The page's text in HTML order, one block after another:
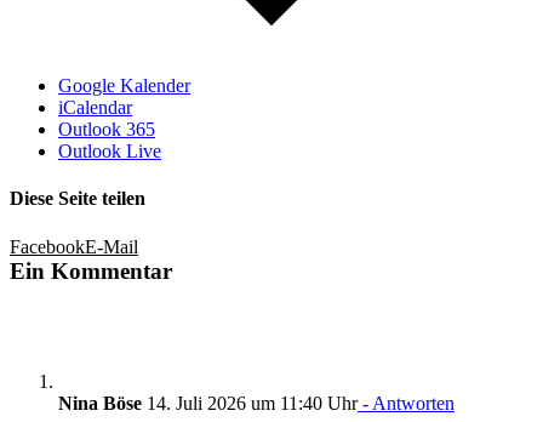
Google Kalender
iCalendar
Outlook 365
Outlook Live
Diese Seite teilen
FacebookE-Mail
Ein Kommentar
Nina Böse 14. Juli 2026 um 11:40 Uhr- Antworten